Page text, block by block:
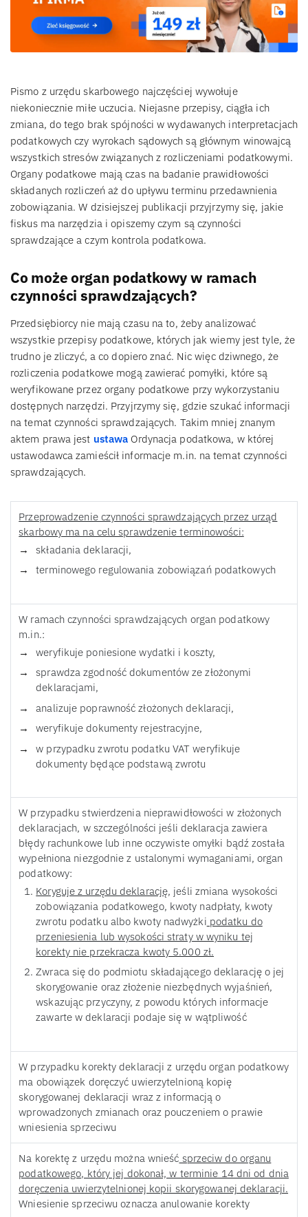
Pismo z urzędu skarbowego najczęściej wywołuje
niekoniecznie miłe uczucia. Niejasne przepisy, ciągła ich
zmiana, do tego brak spójności w wydawanych interpretacjach
podatkowych czy wyrokach sądowych są głównym winowajcą
wszystkich stresów związanych z rozliczeniami podatkowymi.
Organy podatkowe mają czas na badanie prawidłowości
składanych rozliczeń aż do upływu terminu przedawnienia
zobowiązania. W dzisiejszej publikacji przyjrzymy się, jakie
fiskus ma narzędzia i opiszemy czym są czynności
sprawdzające a czym kontrola podatkowa.
Co może organ podatkowy w ramach
czynności sprawdzających?
Przedsiębiorcy nie mają czasu na to, żeby analizować
wszystkie przepisy podatkowe, których jak wiemy jest tyle, że
trudno je zliczyć, a co dopiero znać. Nic więc dziwnego, że
rozliczenia podatkowe mogą zawierać pomyłki, które są
weryfikowane przez organy podatkowe przy wykorzystaniu
dostępnych narzędzi. Przyjrzymy się, gdzie szukać informacji
na temat czynności sprawdzających. Takim mniej znanym
aktem prawa jest ustawa Ordynacja podatkowa, w której
ustawodawca zamieścił informacje m.in. na temat czynności
sprawdzających.
Przeprowadzenie czynności sprawdzających przez urząd
skarbowy ma na celu sprawdzenie terminowości:
składania deklaracji,
terminowego regulowania zobowiązań podatkowych
W ramach czynności sprawdzających organ podatkowy
m.in.:
weryfikuje poniesione wydatki i koszty,
sprawdza zgodność dokumentów ze złożonymi
deklaracjami,
analizuje poprawność złożonych deklaracji,
weryfikuje dokumenty rejestracyjne,
w przypadku zwrotu podatku VAT weryfikuje
dokumenty będące podstawą zwrotu
W przypadku stwierdzenia nieprawidłowości w złożonych
deklaracjach, w szczególności jeśli deklaracja zawiera
błędy rachunkowe lub inne oczywiste omyłki bądź została
wypełniona niezgodnie z ustalonymi wymaganiami, organ
podatkowy:
Koryguje z urzędu deklarację, jeśli zmiana wysokości
zobowiązania podatkowego, kwoty nadpłaty, kwoty
zwrotu podatku albo kwoty nadwyżki podatku do
przeniesienia lub wysokości straty w wyniku tej
korekty nie przekracza kwoty 5.000 zł.
Zwraca się do podmiotu składającego deklarację o jej
skorygowanie oraz złożenie niezbędnych wyjaśnień,
wskazując przyczyny, z powodu których informacje
zawarte w deklaracji podaje się w wątpliwość
W przypadku korekty deklaracji z urzędu organ podatkowy
ma obowiązek doręczyć uwierzytelnioną kopię
skorygowanej deklaracji wraz z informacją o
wprowadzonych zmianach oraz pouczeniem o prawie
wniesienia sprzeciwu
Na korektę z urzędu można wnieść sprzeciw do organu
podatkowego, który jej dokonał, w terminie 14 dni od dnia
doręczenia uwierzytelnionej kopii skorygowanej deklaracji.
Wniesienie sprzeciwu oznacza anulowanie korekty